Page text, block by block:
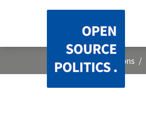
AccueilMenu principal
Concertations /